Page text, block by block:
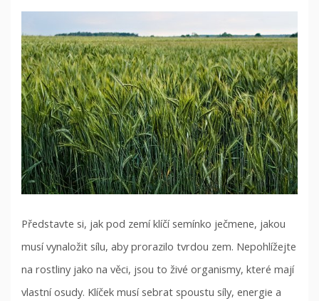
Představte si, jak pod zemí klíčí semínko ječmene, jakou
musí vynaložit sílu, aby prorazilo tvrdou zem. Nepohlížejte
na rostliny jako na věci, jsou to živé organismy, které mají
vlastní osudy. Klíček musí sebrat spoustu síly, energie a